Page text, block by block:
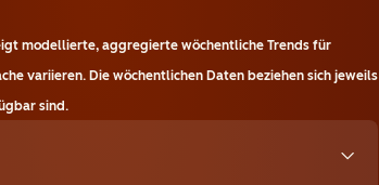
modellierte, aggregierte wöchentliche Trends für
variieren. Die wöchentlichen Daten beziehen sich jeweils
sind.